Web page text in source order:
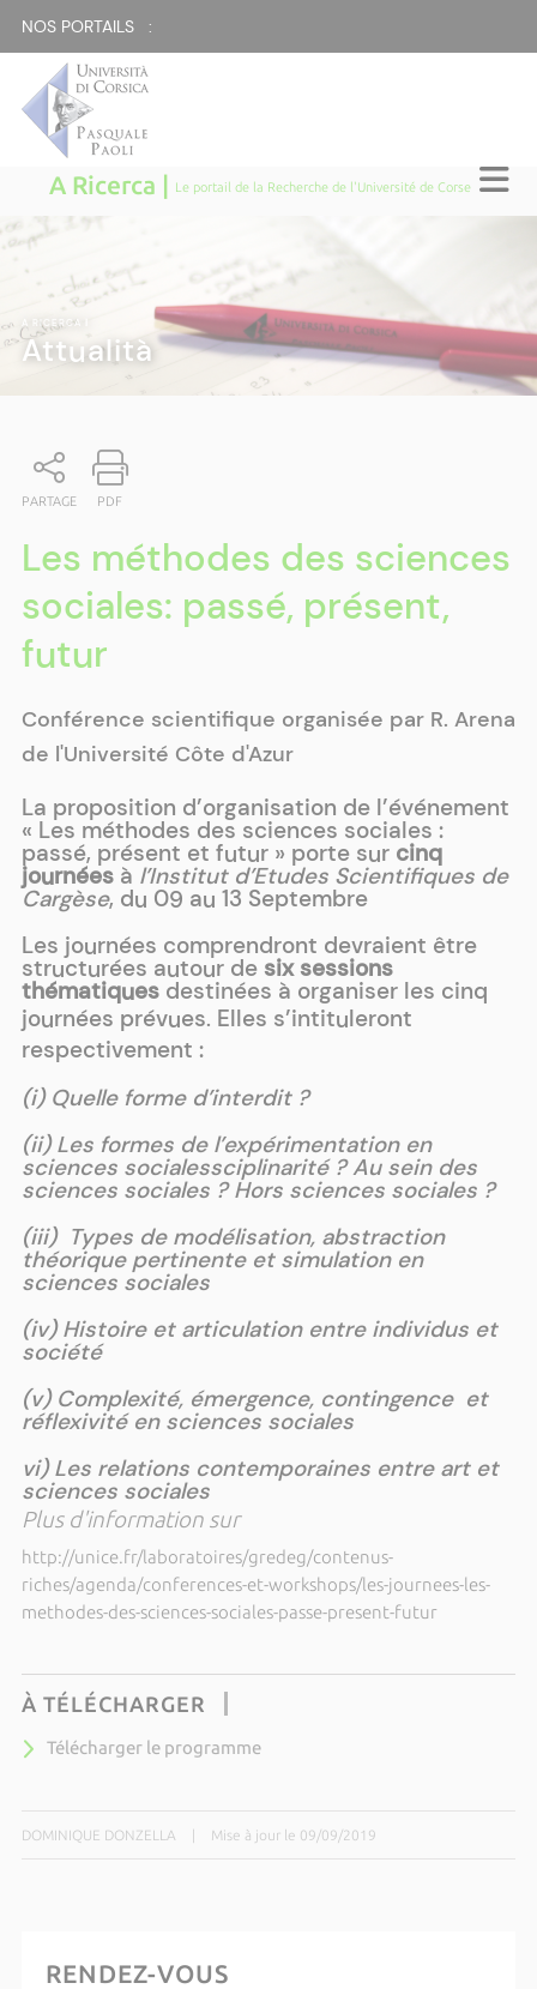
NOS PORTAILS :
A Ricerca | Le portail de la Recherche de l'Université de Corse
A RICERCA
Attualità
PARTAGE PDF
Les méthodes des sciences
sociales: passé, présent,
futur
Conférence scientifique organisée par R. Arena
de l'Université Côte d'Azur
La proposition d’organisation de l’événement
« Les méthodes des sciences sociales :
passé, présent et futur » porte sur cinq
journées à l’Institut d’Etudes Scientifiques de
Cargèse, du 09 au 13 Septembre
Les journées comprendront devraient être
structurées autour de six sessions
thématiquesdestinées à organiser les cinq
journées prévues. Elles s’intituleront
respectivement :
(i) Quelle forme d’interdit ?
(ii) Les formes de l’expérimentation en
sciences socialessciplinarité ? Au sein des
sciences sociales ? Hors sciences sociales ?
(iii) Types de modélisation, abstraction
théorique pertinente et simulation en
sciences sociales
(iv) Histoire et articulation entre individus et
société
(v) Complexité, émergence, contingence et
réflexivité en sciences sociales
vi) Les relations contemporaines entre art et
sciences sociales
Plus d'information sur
http://unice.fr/laboratoires/gredeg/contenus-
riches/agenda/conferences-et-workshops/les-journees-les-
methodes-des-sciences-sociales-passe-present-futur
À TÉLÉCHARGER
Télécharger le programme
DOMINIQUE DONZELLA Mise à jour le 09/09/2019
RENDEZ-VOUS